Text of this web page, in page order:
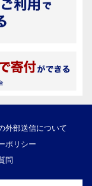
外部送信について
ポリシー
問